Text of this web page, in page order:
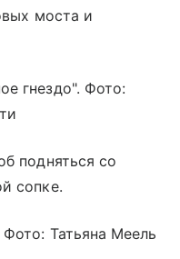
моста и
гнездо". Фото:
подняться со
сопке.
Татьяна Меель